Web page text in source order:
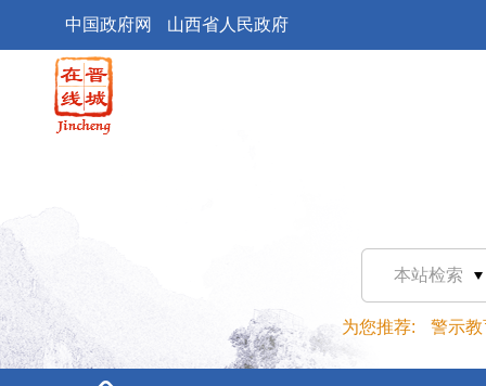
中国政府网 山西省人民政府
本站检索
为您推荐: 警示教